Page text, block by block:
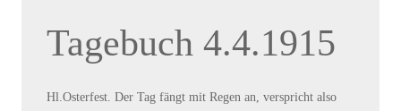
Tagebuch 4.4.1915
Hl.Osterfest. Der Tag fängt mit Regen an, verspricht also